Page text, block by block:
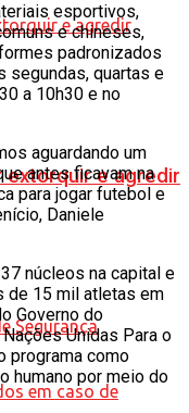
extorquir e agredir
esportivos,
e chineses,
padronizados
segundas, quartas e
a 10h30 e no
aguardando um
antes ficavam na
para jogar futebol e
Daniele
núcleos na capital e
de 15 mil atletas em
Governo do
Unidas Para o
programa como
humano por meio do